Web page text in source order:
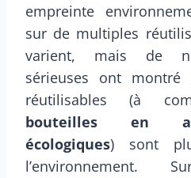
empreinte
sur de multiples
varient, mais de
sérieuses ont montré
réutilisables (à
bouteilles en
écologiques) sont
l’environnement.